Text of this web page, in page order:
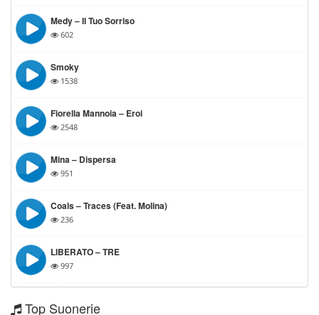
Medy – Il Tuo Sorriso
602
Smoky
1538
Fiorella Mannoia – Eroi
2548
Mina – Dispersa
951
Coals – Traces (feat. Molina)
236
LIBERATO – ⁠TRE
997
Top Suonerie